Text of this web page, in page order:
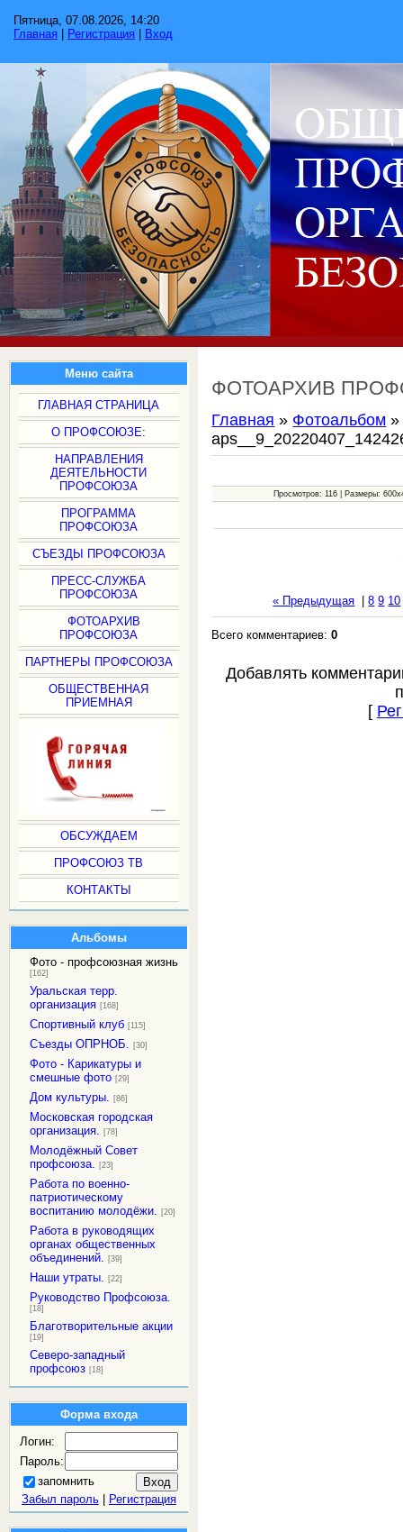
Пятница, 07.08.2026, 14:20
Главная
Регистрация Вход
Меню сайта
ГЛАВНАЯ СТРАНИЦА
О ПРОФСОЮЗЕ:
НАПРАВЛЕНИЯ
ДЕЯТЕЛЬНОСТИ
ПРОФСОЮЗА
ПРОГРАММА
ПРОФСОЮЗА
СЪЕЗДЫ ПРОФСОЮЗА
ПРЕСС-СЛУЖБА
ПРОФСОЮЗА
ФОТОАРХИВ
ПРОФСОЮЗА
ПАРТНЕРЫ ПРОФСОЮЗА
ОБЩЕСТВЕННАЯ
ПРИЕМНАЯ
ОБСУЖДАЕМ
ПРОФСОЮЗ ТВ
КОНТАКТЫ
Альбомы
Фото - профсоюзная жизнь
[162]
Уральская терр.
организация [168]
Спортивный клуб [115]
Съезды ОПРНОБ. [30]
Фото - Карикатуры и
смешные фото [29]
Дом культуры. [86]
Московская городская
организация. [78]
Молодёжный Совет
профсоюза. [23]
Работа по военно-
патриотическому
воспитанию молодёжи. [20]
Работа в руководящих
органах общественных
объединений. [39]
Наши утраты. [22]
Руководство Профсоюза.
[18]
Благотворительные акции
[19]
Северо-западный
профсоюз [18]
Форма входа
Логин:
Пароль:
запомнить
Забыл пароль| Регистрация
ФОТОАРХИВ
Главная » Фотоальбом
Просмотров: 116 | Размеры:
« Предыдущая |8 9 10
Всего комментариев:0
Добавлять
[